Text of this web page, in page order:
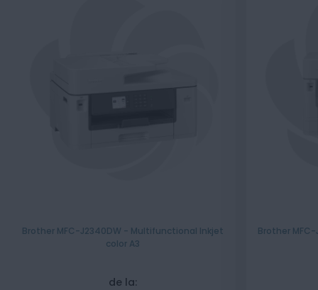
Brother MFC-J2340DW - Multifunctional Inkjet
color A3
de la:
Brother